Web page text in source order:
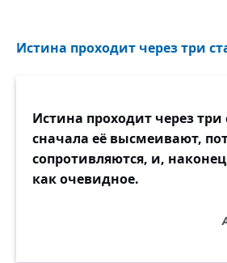
Истина проходит через три
Истина проходит через три
сначала её высмеивают,
сопротивляются, и,
как очевидное.